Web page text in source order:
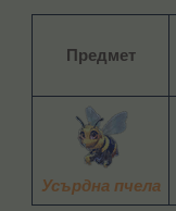
Предмет
Усърдна пчела